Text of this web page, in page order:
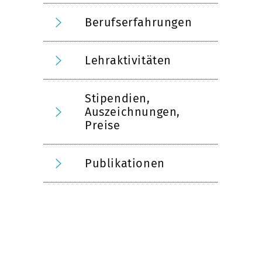
Berufserfahrungen
Lehraktivitäten
Stipendien,
Auszeichnungen,
Preise
Publikationen